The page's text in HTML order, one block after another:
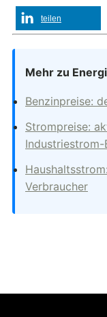
teilen
Mehr zu
Benzinpreise:
Strompreise:
Verbraucher